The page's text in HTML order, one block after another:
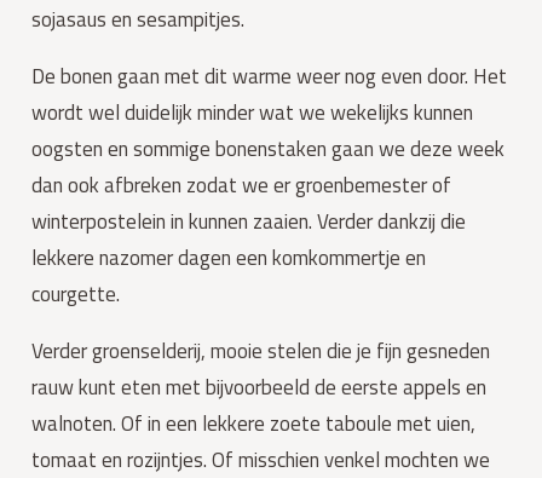
sojasaus en sesampitjes.
De bonen gaan met dit warme weer nog even door. Het
wordt wel duidelijk minder wat we wekelijks kunnen
oogsten en sommige bonenstaken gaan we deze week
dan ook afbreken zodat we er groenbemester of
winterpostelein in kunnen zaaien. Verder dankzij die
lekkere nazomer dagen een komkommertje en
courgette.
Verder groenselderij, mooie stelen die je fijn gesneden
rauw kunt eten met bijvoorbeeld de eerste appels en
walnoten. Of in een lekkere zoete taboule met uien,
tomaat en rozijntjes. Of misschien venkel mochten we